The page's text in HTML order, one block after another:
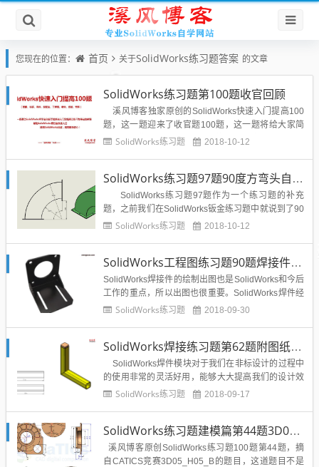
您现在的位置： 首页 关于SolidWorks练习题答案 的文章
SolidWorks练习题第100题收官回顾
溪风博客独家原创的SolidWorks快速入门提高100
题，这一题迎来了收官题100题，这一题将给大家简
要说明我们这100题的分类和练习题的安排学习顺序
望学习本...
SolidWorks练习题 2018-10-12
SolidWorks练习题97题90度方弯头自顶向下设计
SolidWorks练习题97题作为一个练习题的补充
题，之前我们在SolidWorks钣金练习题中就说到了90
度弯头的建模，之前的建模是从零件开始设计，而且
SolidWorks练习题 2018-10-12
SolidWorks工程图练习题90题焊接件板材类出图练习题
SolidWorks焊接件的绘制出图也是SolidWorks和今后
工作的重点，所以出图也很重要。SolidWorks焊件经
典的用途就是型材类和板材类的焊接零部件，今天给
64题本题重点：1、...
SolidWorks练习题 2018-09-30
SolidWorks焊接练习题第62题附图纸和模型视频教程
SolidWorks焊件模块对于我们在非标设计的过程中
的使用非常的灵活好用，能够大大提高我们的设计效
率，下面从SolidWorks练习题的第61题到70题，主要
握Soli...
SolidWorks练习题 2018-09-17
SolidWorks练习题建模篇第44题3D05_H05_B带答案视频
溪风博客原创SolidWorks练习题100题第44题，摘
自CATICS竞赛3D05_H05_B的题目，这道题目不是